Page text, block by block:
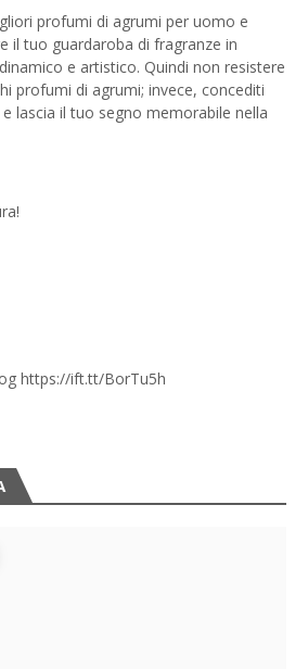
profumi di agrumi per uomo e
il tuo guardaroba di fragranze in
e artistico. Quindi non resistere
profumi di agrumi; invece, concediti
lascia il tuo segno memorabile nella
https://ift.tt/BorTu5h